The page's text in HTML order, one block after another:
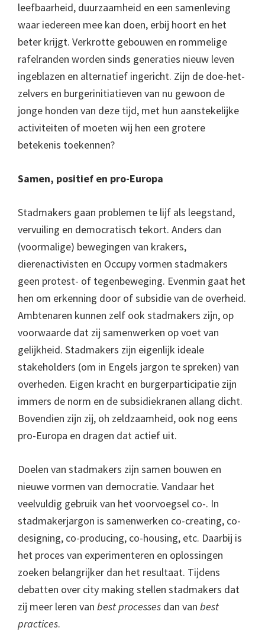
leefbaarheid, duurzaamheid en een samenleving
waar iedereen mee kan doen, erbij hoort en het
beter krijgt. Verkrotte gebouwen en rommelige
rafelranden worden sinds generaties nieuw leven
ingeblazen en alternatief ingericht. Zijn de doe-het-
zelvers en burgerinitiatieven van nu gewoon de
jonge honden van deze tijd, met hun aanstekelijke
activiteiten of moeten wij hen een grotere
betekenis toekennen?
Samen, positief en pro-Europa
Stadmakers gaan problemen te lijf als leegstand,
vervuiling en democratisch tekort. Anders dan
(voormalige) bewegingen van krakers,
dierenactivisten en Occupy vormen stadmakers
geen protest- of tegenbeweging. Evenmin gaat het
hen om erkenning door of subsidie van de overheid.
Ambtenaren kunnen zelf ook stadmakers zijn, op
voorwaarde dat zij samenwerken op voet van
gelijkheid. Stadmakers zijn eigenlijk ideale
stakeholders (om in Engels jargon te spreken) van
overheden. Eigen kracht en burgerparticipatie zijn
immers de norm en de subsidiekranen allang dicht.
Bovendien zijn zij, oh zeldzaamheid, ook nog eens
pro-Europa en dragen dat actief uit.
Doelen van stadmakers zijn samen bouwen en
nieuwe vormen van democratie. Vandaar het
veelvuldig gebruik van het voorvoegsel co-. In
stadmakerjargon is samenwerken co-creating, co-
designing, co-producing, co-housing, etc. Daarbij is
het proces van experimenteren en oplossingen
zoeken belangrijker dan het resultaat. Tijdens
debatten over city making stellen stadmakers dat
zij meer leren van best processes dan van best
practices.